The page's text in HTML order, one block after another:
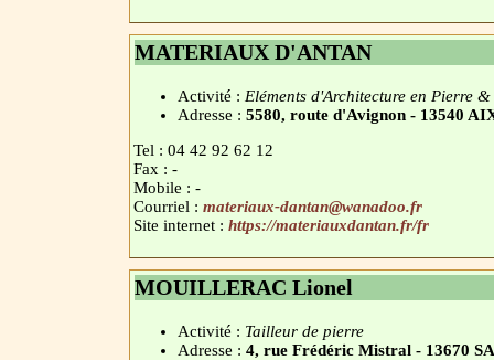
MATERIAUX D'ANTAN
Activité : Eléments d'Architecture en Pierre
Adresse : 5580, route d'Avignon - 13540
Tel : 04 42 92 62 12
Fax : -
Mobile : -
Courriel : materiaux-dantan@wanadoo.fr
Site internet : https://materiauxdantan.fr/fr
MOUILLERAC Lionel
Activité : Tailleur de pierre
Adresse : 4, rue Frédéric Mistral - 13670